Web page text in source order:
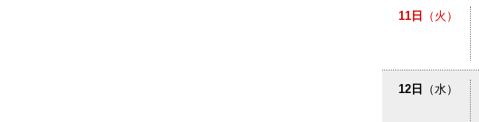
11日 （火）
12日 （水）